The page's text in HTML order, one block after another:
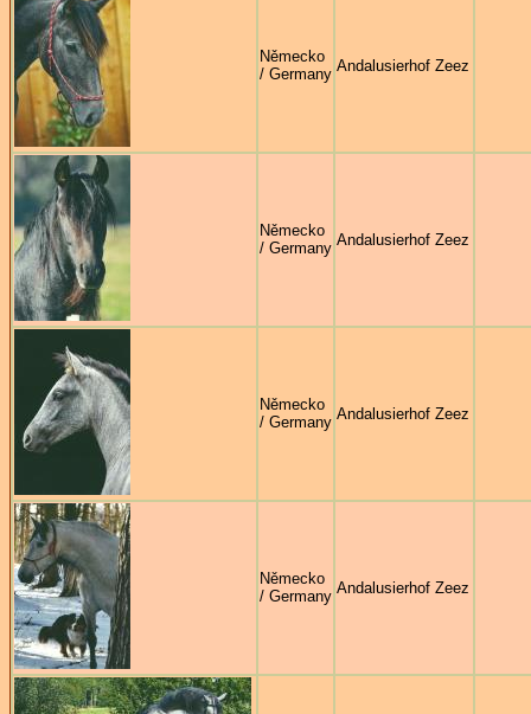
Německo
/ Germany Andalusierhof Zeez
Německo
/ Germany Andalusierhof Zeez
Německo
/ Germany Andalusierhof Zeez
Německo
/ Germany Andalusierhof Zeez